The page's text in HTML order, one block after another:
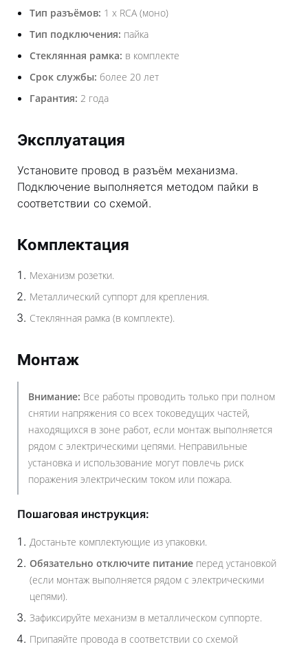
Тип разъёмов: 1 х RCA (моно)
Тип подключения: пайка
Стеклянная рамка: в комплекте
Срок службы: более 20 лет
Гарантия: 2 года
Эксплуатация
Установите провод в разъём механизма.
Подключение выполняется методом пайки в
соответствии со схемой.
Комплектация
Механизм розетки.
Металлический суппорт для крепления.
Стеклянная рамка (в комплекте).
Монтаж
Внимание: Все работы проводить только при полном
снятии напряжения со всех токоведущих частей,
находящихся в зоне работ, если монтаж выполняется
рядом с электрическими цепями. Неправильные
установка и использование могут повлечь риск
поражения электрическим током или пожара.
Пошаговая инструкция:
Достаньте комплектующие из упаковки.
Обязательно отключите питание перед установкой
(если монтаж выполняется рядом с электрическими
цепями).
Зафиксируйте механизм в металлическом суппорте.
Припаяйте провода в соответствии со схемой